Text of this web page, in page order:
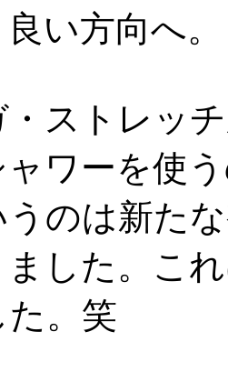
い方向へ。
ストレッ
ワーを使
のは新た
した。こ
。笑